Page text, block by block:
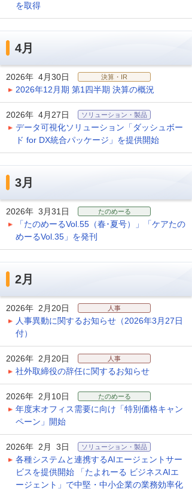
を取得
4月
2026年 4月30日 決算・IR
2026年12月期 第1四半期 決算の概況
2026年 4月27日 ソリューション・製品
データ可視化ソリューション「ダッシュボー
ド for DX統合パッケージ」を提供開始
3月
2026年 3月31日 たのめーる
「たのめーるVol.55（春･夏号）」「ケアたの
めーるVol.35」を発刊
2月
2026年 2月20日 人事
人事異動に関するお知らせ（2026年3月27日
付）
2026年 2月20日 人事
社外取締役の辞任に関するお知らせ
2026年 2月10日 たのめーる
年度末オフィス需要に向け「特別価格キャン
ペーン」開始
2026年 2月 3日 ソリューション・製品
各種システムと連携するAIエージェントサー
ビスを提供開始 「たよれーる ビジネスAIエ
ージェント」で中堅・中小企業の業務効率化